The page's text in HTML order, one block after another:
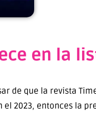
en la
de que la revista
2023, entonces la